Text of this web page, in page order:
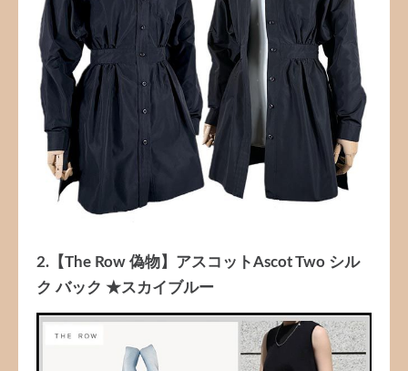
2.【The Row 偽物】アスコットAscot Two シル
ク バック ★スカイブルー